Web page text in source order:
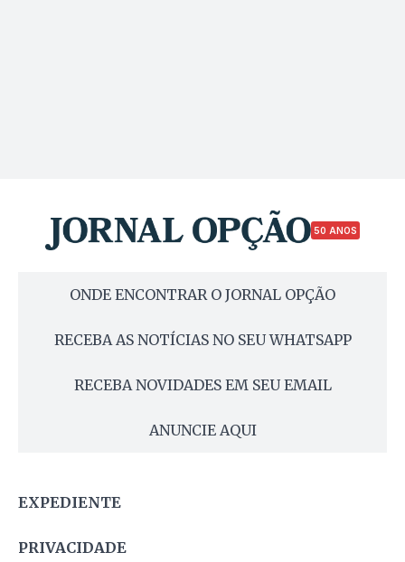
50 ANOS
ONDE ENCONTRAR O JORNAL OPÇÃO
RECEBA AS NOTÍCIAS NO SEU WHATSAPP
RECEBA NOVIDADES EM SEU EMAIL
ANUNCIE AQUI
EXPEDIENTE
PRIVACIDADE